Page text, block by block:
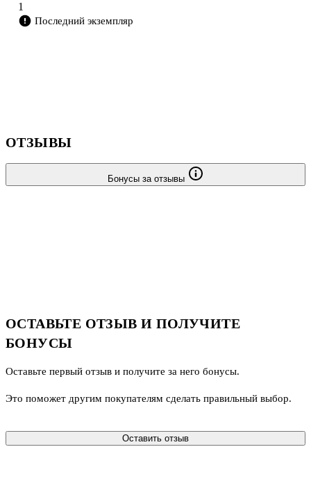
1
Последний экземпляр
ОТЗЫВЫ
Бонусы за отзывы
ОСТАВЬТЕ ОТЗЫВ И ПОЛУЧИТЕ
БОНУСЫ
Оставьте первый отзыв и получите за него бонусы.
Это поможет другим покупателям сделать правильный выбор.
Оставить отзыв